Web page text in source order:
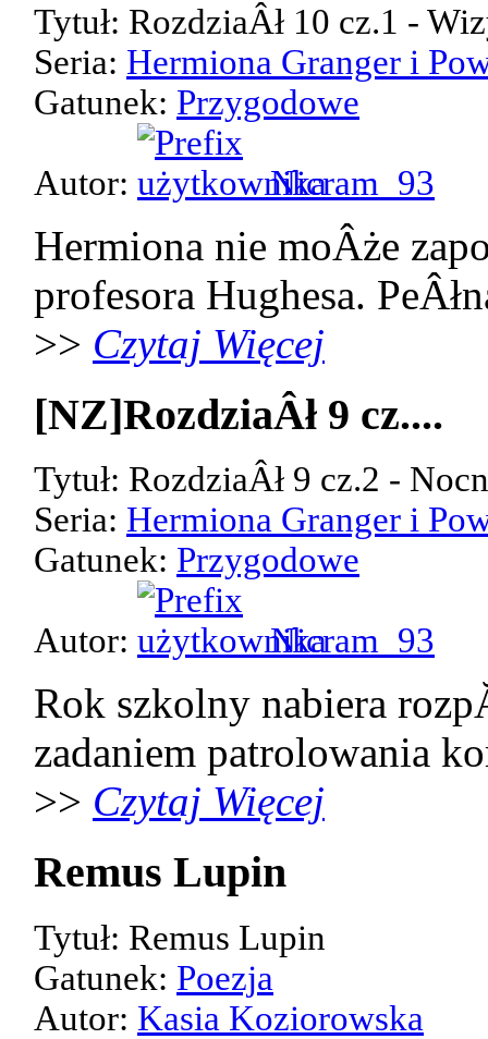
Tytuł: RozdziaÂł 10 cz.1 -
Seria: Hermiona Granger i
Gatunek: Przygodowe
Autor: Nicram_93
Hermiona nie moÂże
profesora Hughesa.
>> Czytaj Więcej
[NZ]RozdziaÂł 9 cz....
Tytuł: RozdziaÂł 9 cz.2 -
Seria: Hermiona Granger i
Gatunek: Przygodowe
Autor: Nicram_93
Rok szkolny nabiera
zadaniem patrolowania
>> Czytaj Więcej
Remus Lupin
Tytuł: Remus Lupin
Gatunek: Poezja
Autor: Kasia Koziorowska